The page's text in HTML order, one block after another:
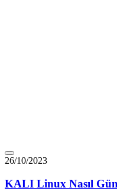
26/10/2023
KALI Linux Nasıl